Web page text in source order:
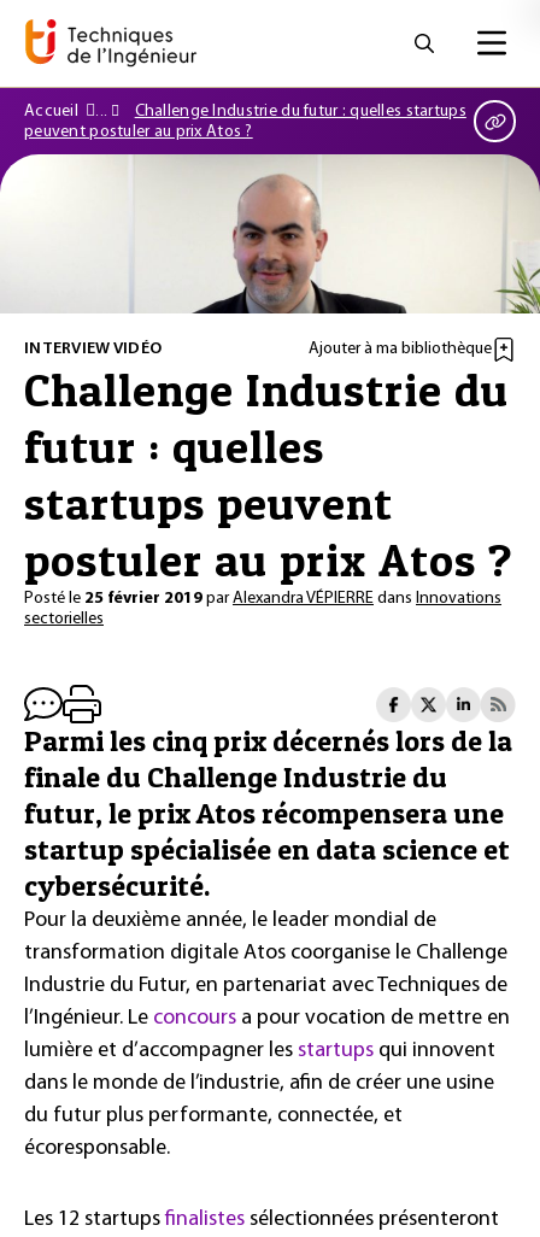
Accueil
Challenge Industrie du futur : quelles startups
peuvent postuler au prix Atos ?
INTERVIEW VIDÉO Ajouter à ma bibliothèque
Challenge Industrie du
futur : quelles
startups peuvent
postuler au prix Atos ?
Posté le 25 février 2019 parAlexandra VÉPIERRE dans Innovations
sectorielles
Parmi les cinq prix décernés lors de la
finale du Challenge Industrie du
futur, le prix Atos récompensera une
startup spécialisée en data science et
cybersécurité.
Pour la deuxième année, le leader mondial de
transformation digitale Atos coorganise le Challenge
Industrie du Futur, en partenariat avec Techniques de
l’Ingénieur. Le concours a pour vocation de mettre en
lumière et d’accompagner les startups qui innovent
dans le monde de l’industrie, afin de créer une usine
du futur plus performante, connectée, et
écoresponsable.
Les 12 startupsfinalistes sélectionnées présenteront